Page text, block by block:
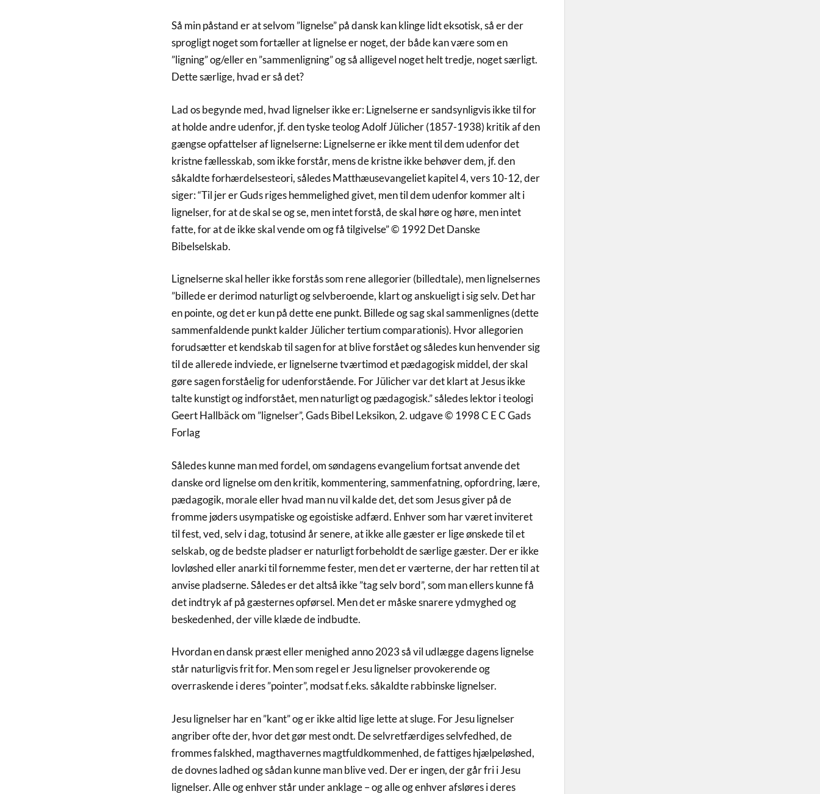
Så min påstand er at selvom ”lignelse” på dansk kan klinge lidt eksotisk, så er der
sprogligt noget som fortæller at lignelse er noget, der både kan være som en
”ligning” og/eller en ”sammenligning” og så alligevel noget helt tredje, noget særligt.
Dette særlige, hvad er så det?
Lad os begynde med, hvad lignelser ikke er: Lignelserne er sandsynligvis ikke til for
at holde andre udenfor, jf. den tyske teolog Adolf Jülicher (1857-1938) kritik af den
gængse opfattelser af lignelserne: Lignelserne er ikke ment til dem udenfor det
kristne fællesskab, som ikke forstår, mens de kristne ikke behøver dem, jf. den
såkaldte forhærdelsesteori, således Matthæusevangeliet kapitel 4, vers 10-12, der
siger: “Til jer er Guds riges hemmelighed givet, men til dem udenfor kommer alt i
lignelser, for at de skal se og se, men intet forstå, de skal høre og høre, men intet
fatte, for at de ikke skal vende om og få tilgivelse” © 1992 Det Danske
Bibelselskab.
Lignelserne skal heller ikke forstås som rene allegorier (billedtale), men lignelsernes
”billede er derimod naturligt og selvberoende, klart og anskueligt i sig selv. Det har
en pointe, og det er kun på dette ene punkt. Billede og sag skal sammenlignes (dette
sammenfaldende punkt kalder Jülicher tertium comparationis). Hvor allegorien
forudsætter et kendskab til sagen for at blive forstået og således kun henvender sig
til de allerede indviede, er lignelserne tværtimod et pædagogisk middel, der skal
gøre sagen forståelig for udenforstående. For Jülicher var det klart at Jesus ikke
talte kunstigt og indforstået, men naturligt og pædagogisk.” således lektor i teologi
Geert Hallbäck om ”lignelser”, Gads Bibel Leksikon, 2. udgave © 1998 C E C Gads
Forlag
Således kunne man med fordel, om søndagens evangelium fortsat anvende det
danske ord lignelse om den kritik, kommentering, sammenfatning, opfordring, lære,
pædagogik, morale eller hvad man nu vil kalde det, det som Jesus giver på de
fromme jøders usympatiske og egoistiske adfærd. Enhver som har været inviteret
til fest, ved, selv i dag, totusind år senere, at ikke alle gæster er lige ønskede til et
selskab, og de bedste pladser er naturligt forbeholdt de særlige gæster. Der er ikke
lovløshed eller anarki til fornemme fester, men det er værterne, der har retten til at
anvise pladserne. Således er det altså ikke ”tag selv bord”, som man ellers kunne få
det indtryk af på gæsternes opførsel. Men det er måske snarere ydmyghed og
beskedenhed, der ville klæde de indbudte.
Hvordan en dansk præst eller menighed anno 2023 så vil udlægge dagens lignelse
står naturligvis frit for. Men som regel er Jesu lignelser provokerende og
overraskende i deres ”pointer”, modsat f.eks. såkaldte rabbinske lignelser.
Jesu lignelser har en ”kant” og er ikke altid lige lette at sluge. For Jesu lignelser
angriber ofte der, hvor det gør mest ondt. De selvretfærdiges selvfedhed, de
frommes falskhed, magthavernes magtfuldkommenhed, de fattiges hjælpeløshed,
de dovnes ladhed og sådan kunne man blive ved. Der er ingen, der går fri i Jesu
lignelser. Alle og enhver står under anklage – og alle og enhver afsløres i deres